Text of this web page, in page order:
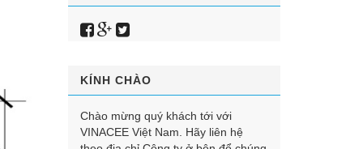
KÍNH CHÀO
Chào mừng quý khách tới với
VINACEE Việt Nam. Hãy liên hệ